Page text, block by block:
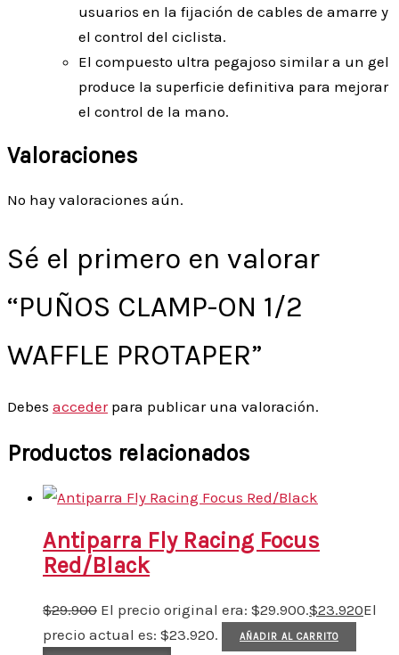
usuarios en la fijación de cables de amarre y
el control del ciclista.
El compuesto ultra pegajoso similar a un gel
produce la superficie definitiva para mejorar
el control de la mano.
Valoraciones
No hay valoraciones aún.
Sé el primero en valorar
“PUÑOS CLAMP-ON 1/2
WAFFLE PROTAPER”
Debes accederpara publicar una valoración.
Productos relacionados
Antiparra Fly Racing Focus
Red/Black
$29.900 El precio original era: $29.900.$23.920El
precio actual es: $23.920.
AÑADIR AL CARRITO